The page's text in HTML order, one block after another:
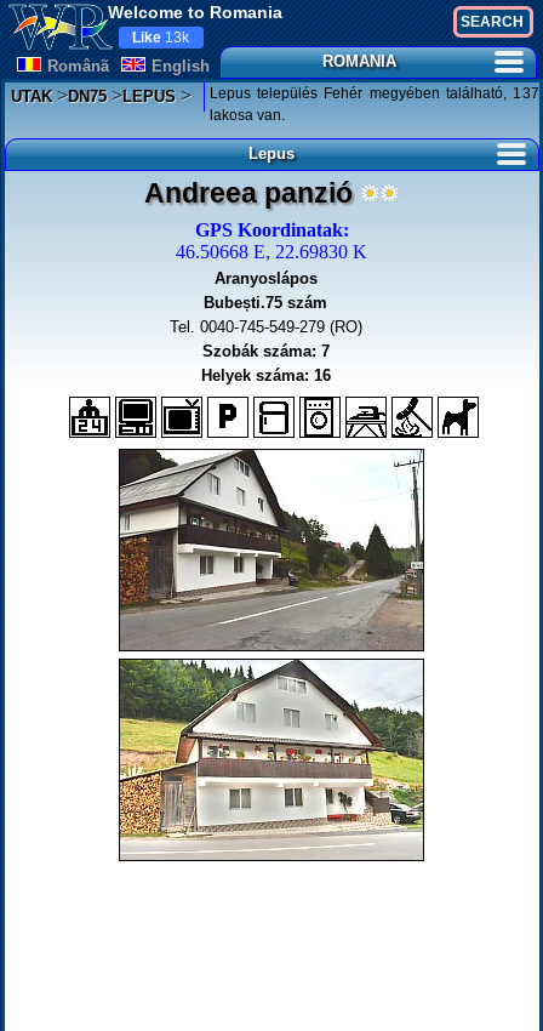
Welcome to Romania
Românã English
Like 13k
ROMANIA
UTAK>DN75>LEPUS>
Lepus település Fehér megyében található, 137
lakosa van.
Lepus
Andreea panzió
GPS Koordinatak:
46.50668 E, 22.69830 K
Aranyoslápos
Bubești.75 szám
Tel. 0040-745-549-279 (RO)
Szobák száma: 7
Helyek száma: 16